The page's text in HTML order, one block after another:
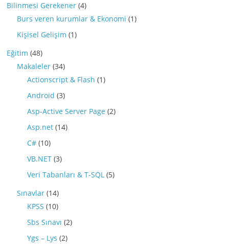
Bilinmesi Gerekener (4)
Burs veren kurumlar & Ekonomi (1)
Kişisel Gelişim (1)
Eğitim (48)
Makaleler (34)
Actionscript & Flash (1)
Android (3)
Asp-Active Server Page (2)
Asp.net (14)
C# (10)
VB.NET (3)
Veri Tabanları & T-SQL (5)
Sınavlar (14)
KPSS (10)
Sbs Sınavı (2)
Ygs – Lys (2)